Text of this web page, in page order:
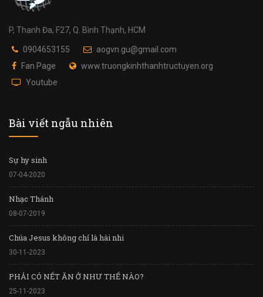
P, Thanh Đa, F27, Q. Bình Thạnh, HCM
0904653155
aogvn.gu@gmail.com
Fan Page
www.truongkinhthanhtructuyen.org
Youtube
Bài viết ngẫu nhiên
Sự hy sinh
07-04-2020
Nhạc Thánh
08-07-2019
Chúa Jesus không chỉ là hài nhi
30-11-2023
PHẢI CÓ NẾT ĂN Ở NHƯ THẾ NÀO?
25-11-2023